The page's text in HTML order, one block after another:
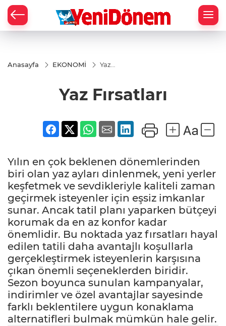
Anasayfa EKONOMİ
Yaz
Yaz Fırsatları
Yılın en çok beklenen dönemlerinden
biri olan yaz ayları dinlenmek, yeni yerler
keşfetmek ve sevdikleriyle kaliteli zaman
geçirmek isteyenler için eşsiz imkanlar
sunar. Ancak tatil planı yaparken bütçeyi
korumak da en az konfor kadar
önemlidir. Bu noktada yaz fırsatları hayal
edilen tatili daha avantajlı koşullarla
gerçekleştirmek isteyenlerin karşısına
çıkan önemli seçeneklerden biridir.
Sezon boyunca sunulan kampanyalar,
indirimler ve özel avantajlar sayesinde
farklı beklentilere uygun konaklama
alternatifleri bulmak mümkün hale gelir.